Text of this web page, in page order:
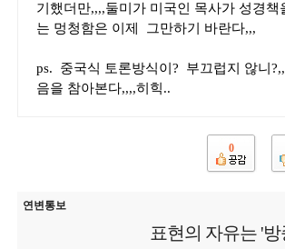
기했더만,,,,둘미가 미국인 목사가 성경
는 멍청함은 이제 그만하기 바란다,,,
ps. 중국식 토론방식이? 부끄럽지 않니
음을 참아본다,,,,히힉..
0
연변통보
표현의 자유는 '